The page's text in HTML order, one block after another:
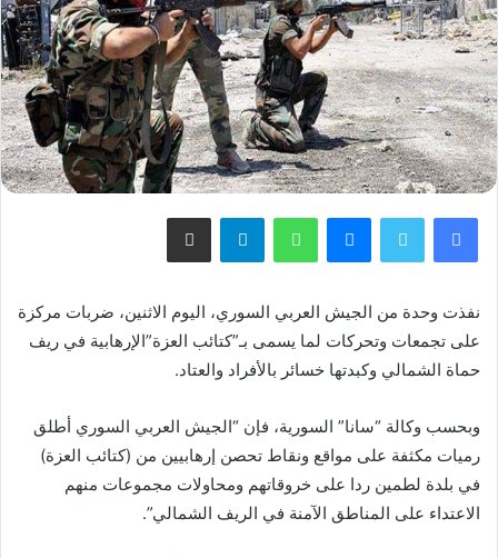
فيسبوك تويتر ماسنجر واتساب تيلقرام مشاركة عبر البريد
نفذت وحدة من الجيش العربي السوري، اليوم الاثنين، ضربات مركزة
على تجمعات وتحركات لما يسمى بـ”كتائب العزة”الإرهابية في ريف
حماة الشمالي وكبدتها خسائر بالأفراد والعتاد.
وبحسب وكالة “سانا” السورية، فإن “الجيش العربي السوري أطلق
رميات مكثفة على مواقع ونقاط تحصن إرهابيين من (كتائب العزة)
في بلدة لطمين ردا على خروقاتهم ومحاولات مجموعات منهم
الاعتداء على المناطق الآمنة في الريف الشمالي”.